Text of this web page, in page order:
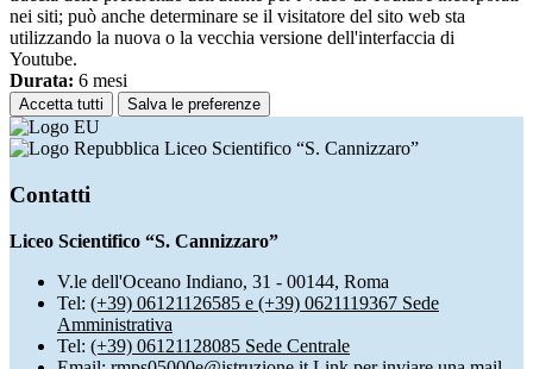
nei siti; può anche determinare se il visitatore del sito web sta
utilizzando la nuova o la vecchia versione dell'interfaccia di
Youtube.
Durata: 6 mesi
Accetta tutti Salva le preferenze
Liceo Scientifico “S. Cannizzaro”
Contatti
Liceo Scientifico “S. Cannizzaro”
V.le dell'Oceano Indiano, 31 - 00144, Roma
Tel: (+39) 06121126585 e (+39) 0621119367 Sede
Amministrativa
Tel: (+39) 06121128085 Sede Centrale